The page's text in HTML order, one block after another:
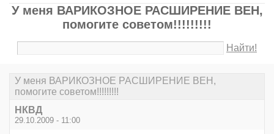
У меня ВАРИКОЗНОЕ РАСШИРЕНИЕ ВЕН,
помогите советом!!!!!!!!!
Найти!
У меня ВАРИКОЗНОЕ РАСШИРЕНИЕ ВЕН,
помогите советом!!!!!!!!!
НКВД
29.10.2009 - 11:00